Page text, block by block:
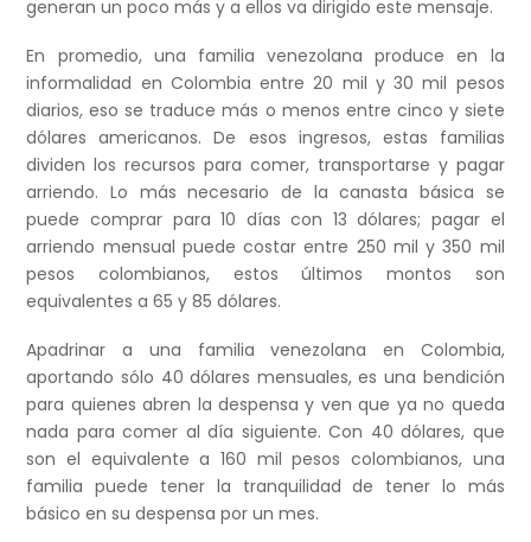
generan un poco más y a ellos va dirigido este mensaje.
En promedio, una familia venezolana produce en la
informalidad en Colombia entre 20 mil y 30 mil pesos
diarios, eso se traduce más o menos entre cinco y siete
dólares americanos. De esos ingresos, estas familias
dividen los recursos para comer, transportarse y pagar
arriendo. Lo más necesario de la canasta básica se
puede comprar para 10 días con 13 dólares; pagar el
arriendo mensual puede costar entre 250 mil y 350 mil
pesos colombianos, estos últimos montos son
equivalentes a 65 y 85 dólares.
Apadrinar a una familia venezolana en Colombia,
aportando sólo 40 dólares mensuales, es una bendición
para quienes abren la despensa y ven que ya no queda
nada para comer al día siguiente. Con 40 dólares, que
son el equivalente a 160 mil pesos colombianos, una
familia puede tener la tranquilidad de tener lo más
básico en su despensa por un mes.